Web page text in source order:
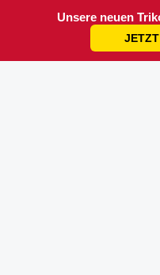
Unsere neuen